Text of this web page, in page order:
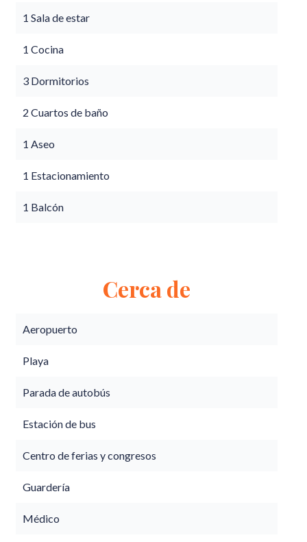
1 Sala de estar
1 Cocina
3 Dormitorios
2 Cuartos de baño
1 Aseo
1 Estacionamiento
1 Balcón
Cerca de
Aeropuerto
Playa
Parada de autobús
Estación de bus
Centro de ferias y congresos
Guardería
Médico